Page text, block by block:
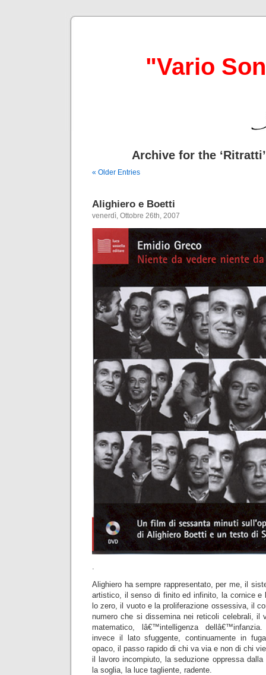
"Vario
Archive for the
« Older Entries
Alighiero e Boetti
venerdì, Ottobre 26th, 2007
.
Alighiero ha sempre rappresentato, per me, il
artistico, il senso di finito ed infinito, la cornice
lo zero, il vuoto e la proliferazione ossessiva, il
numero che si dissemina nei reticoli celebrali, il
matematico, lâ€™intelligenza
invece il lato sfuggente, continuamente in
opaco, il passo rapido di chi va via e non di chi
il lavoro incompiuto, la seduzione oppressa
la soglia, la luce tagliente, radente.